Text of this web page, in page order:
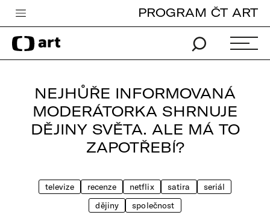
Česká televize
Zpravodajství
iVysílání
TV program
PROGRAM ČT ART
NEJHŮŘE INFORMOVANÁ
MODERÁTORKA SHRNUJE
DĚJINY SVĚTA. ALE MÁ TO
ZAPOTŘEBÍ?
televize recenze netflix satira
seriál
dějiny
společnost